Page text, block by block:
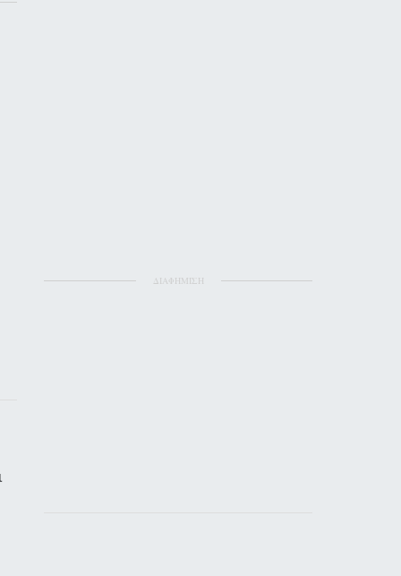
ΔΙΑΦΗΜΙΣΗ